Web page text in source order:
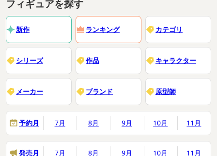
フィギュアを探す
新作 ランキング カテゴリ
シリーズ 作品 キャラクター
メーカー ブランド 原型師
予約月 7月 8月 9月 10月 11月
発売月 7月 8月 9月 10月 11月